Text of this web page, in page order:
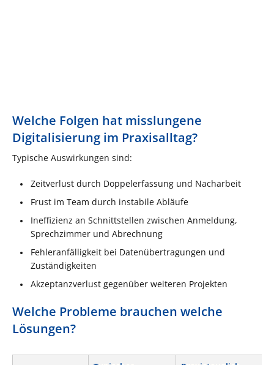
Welche Folgen hat misslungene
Digitalisierung im Praxisalltag?
Typische Auswirkungen sind:
Zeitverlust durch Doppelerfassung und Nacharbeit
Frust im Team durch instabile Abläufe
Ineffizienz an Schnittstellen zwischen Anmeldung,
Sprechzimmer und Abrechnung
Fehleranfälligkeit bei Datenübertragungen und
Zuständigkeiten
Akzeptanzverlust gegenüber weiteren Projekten
Welche Probleme brauchen welche
Lösungen?